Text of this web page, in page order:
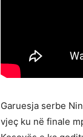
Garuesja serbe
vjeç ku në finale